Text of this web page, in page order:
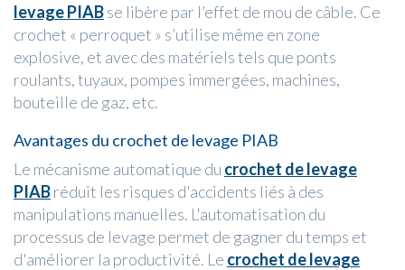
levage PIABse libère par l’effet de mou de câble. Ce
crochet « perroquet » s’utilise même en zone
explosive, et avec des matériels tels que ponts
roulants, tuyaux, pompes immergées, machines,
bouteille de gaz, etc.
Avantages du crochet de levage PIAB
Le mécanisme automatique du crochet de levage
PIABréduit les risques d'accidents liés à des
manipulations manuelles. L'automatisation du
processus de levage permet de gagner du temps et
d'améliorer la productivité. Le crochet de levage